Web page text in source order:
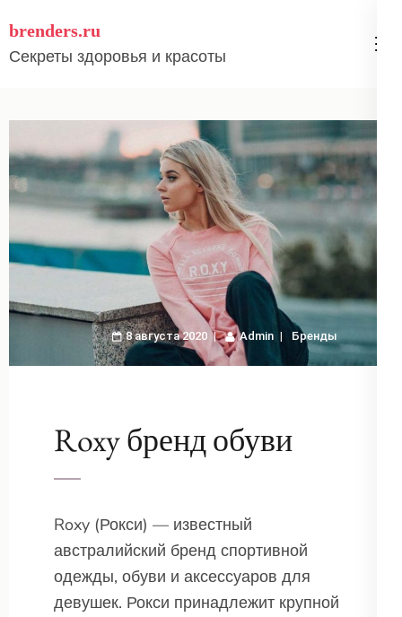
содержимому
Enter)
brenders.ru
Секреты здоровья и красоты
8 августа 2020 Admin Бренды
Roxy бренд обуви
Roxy (Рокси) — известный
австралийский бренд спортивной
одежды, обуви и аксессуаров для
девушек. Рокси принадлежит крупной